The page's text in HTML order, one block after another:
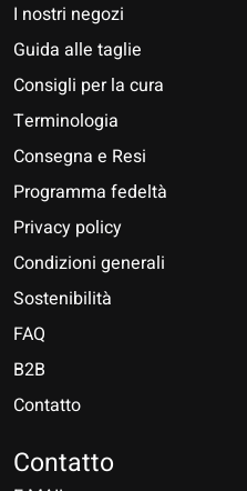
I nostri negozi
Guida alle taglie
Consigli per la cura
Terminologia
Consegna e Resi
Programma fedeltà
Privacy policy
Condizioni generali
Sostenibilità
FAQ
B2B
Contatto
Contatto